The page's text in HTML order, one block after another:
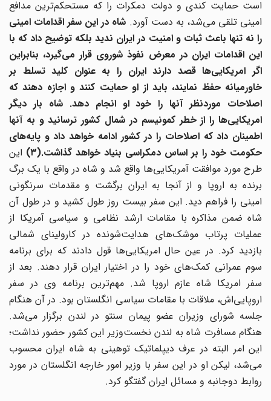
است حمایت کندی و دولت دمکرات را که مستحکم‌ترین مدافع
امینی تلقی می‌شد، به دست آورد.شاه در این سفر اقدامات امینی
را نه تنها باعث ثبات و امنیت در ایران ندید بلکه توضیح داد که با
این اقدامات ایران در معرض نفوذ شوروی قرار می‌گیرد، بنابراین
اگر امریکایی‌ها قصد دارند ایران را به عنوان کلید تسلط بر
خاورمیانه حفظ نمایند، باید از او حمایت کنند و اجازه دهند که
اصلاحات موردنظر آنها را خود او انجام دهد. شاه بار دیگر
امریکایی‌ها را از خطر کمونیسم در شمال کشور ترسانید و به آنها
اطمینان داد که اصلاحات را در کشور ادامه خواهد داد و پایه‌های
حکومت خود را بر اساس دمکراسی بنیاد خواهد گذاشت.(۳)
این
طرح مورد موافقت آمریکایی‌ها واقع شد و شاه در واقع با یک برگ
برنده به اروپا و از آنجا به ایران برگشت و مقدمات سرنگونی
امینی را فراهم دید. این سفر بیست روز طول کشید و در طول آن
شاه ضمن مذاکره با مقامات ارشد نظامی و سیاسی آمریکا از
عملیات پرتاب موشک‌های هدایت‌شونده در کارولینای شمالی
بازدید کرد. در عین حال امریکایی‌ها قول دادند که برای برنامه
سوم عمرانی کمک‌های خود را در اختیار ایران قرار دهند. بعد از
سفر امریکا شاه عازم اروپا شد. مهم‌ترین برنامه وی در سفر
اروپایی‌اش، ملاقات با مقامات سیاسی انگلستان بود. در آن هنگام
جلسه شورای وزیران عضو پیمان سنتو در لندن برگزار می‌شد.
هنگام مسافرت شاه به لندن نخست‌وزیر این کشور حضور نداشت؛
این امر البته در عرف دیپلماتیک توهینی به شاه ایران محسوب
می‌شد، لیکن او در این سفر با وزیر امور خارجه انگلستان در مورد
روابط دوجانبه و مسائل ایران گفتگو کرد.